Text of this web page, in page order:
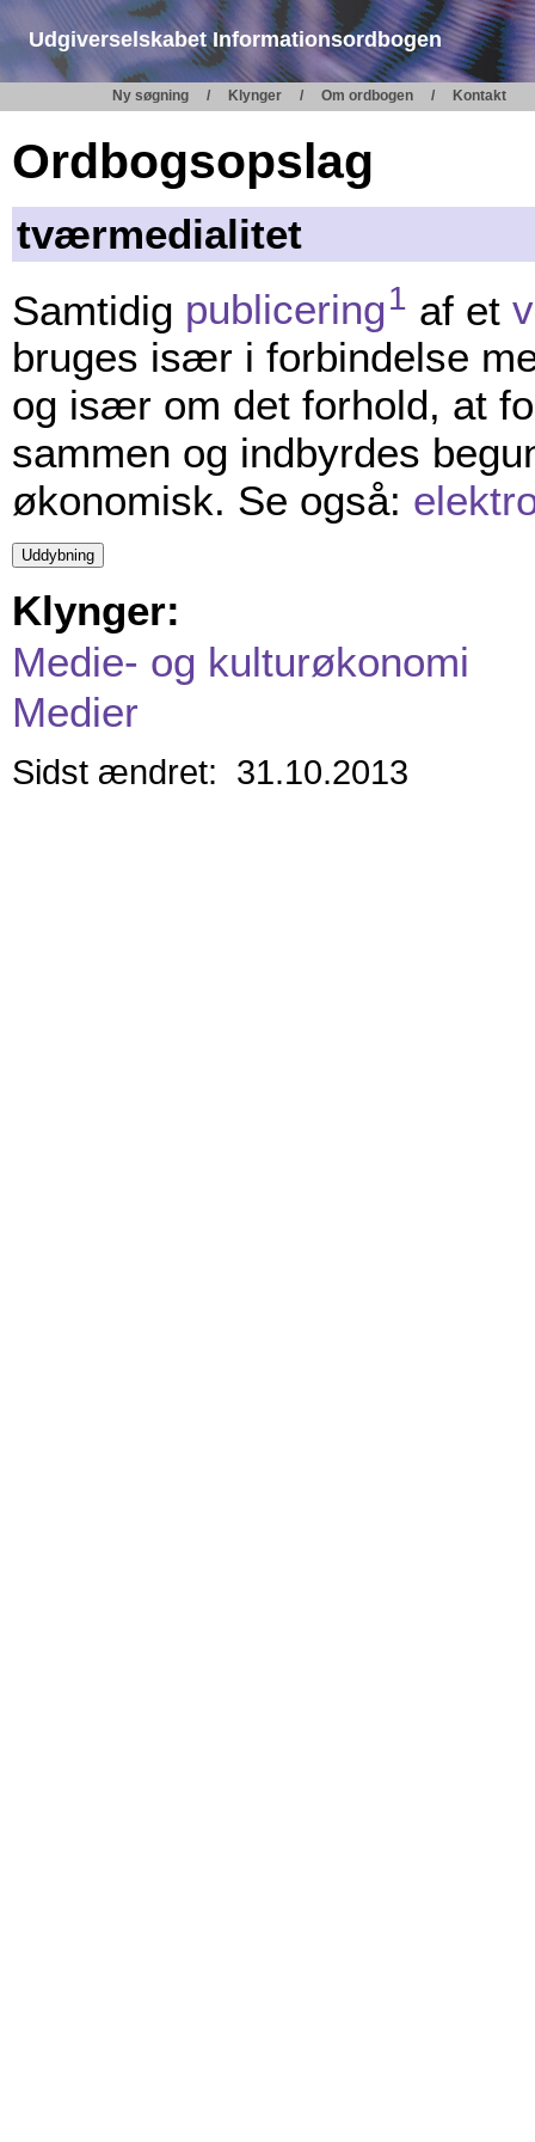
Udgiverselskabet Informationsordbogen
Ny søgning Klynger Om ordbogen Kontakt
Ordbogsopslag
tværmedialitet
Samtidig publicering1 af et
bruges især i forbindelse
og især om det forhold, at
sammen og indbyrdes
økonomisk. Se også:
Klynger:
Medie- og kulturøkonomi
Medier
Sidst ændret: 31.10.2013